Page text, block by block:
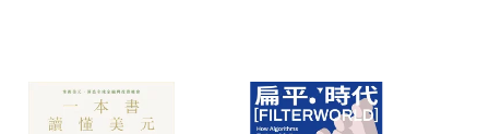
點選「瀏覽訂單明細」 「申請取消訂單/退
付款方式
Payment
完成訂單
Complete